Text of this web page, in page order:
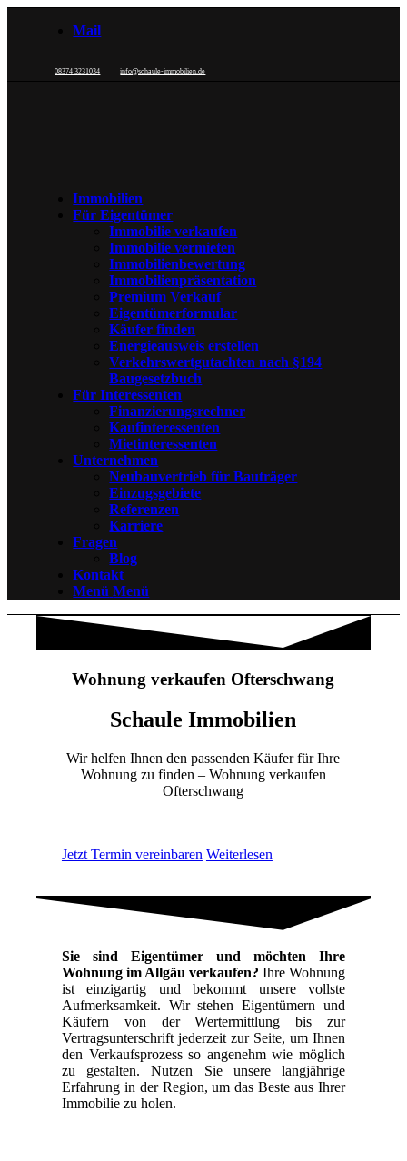
Mail
08374 3231034 info@schaule-immobilien.de
Immobilien
Für Eigentümer
Immobilie verkaufen
Immobilie vermieten
Immobilienbewertung
Immobilienpräsentation
Premium Verkauf
Eigentümerformular
Käufer finden
Energieausweis erstellen
Verkehrswertgutachten nach §194
Baugesetzbuch
Für Interessenten
Finanzierungsrechner
Kaufinteressenten
Mietinteressenten
Unternehmen
Neubauvertrieb für Bauträger
Einzugsgebiete
Referenzen
Karriere
Fragen
Blog
Kontakt
Menü Menü
Wohnung verkaufen Ofterschwang
Schaule Immobilien
Wir helfen Ihnen den passenden Käufer für Ihre
Wohnung zu finden – Wohnung verkaufen
Ofterschwang
Jetzt Termin vereinbaren Weiterlesen
Sie sind Eigentümer und möchten Ihre
Wohnung im Allgäu verkaufen?Ihre Wohnung
ist einzigartig und bekommt unsere vollste
Aufmerksamkeit. Wir stehen Eigentümern und
Käufern von der Wertermittlung bis zur
Vertragsunterschrift jederzeit zur Seite, um Ihnen
den Verkaufsprozess so angenehm wie möglich
zu gestalten. Nutzen Sie unsere langjährige
Erfahrung in der Region, um das Beste aus Ihrer
Immobilie zu holen.